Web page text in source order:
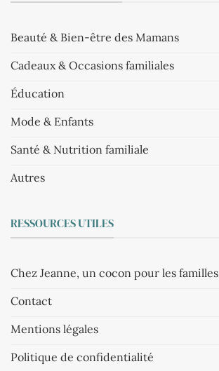
Beauté & Bien-être des Mamans
Cadeaux & Occasions familiales
Éducation
Mode & Enfants
Santé & Nutrition familiale
Autres
RESSOURCES UTILES
Chez Jeanne, un cocon pour les familles
Contact
Mentions légales
Politique de confidentialité